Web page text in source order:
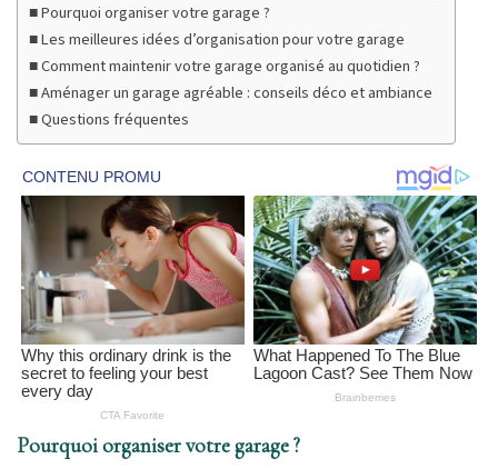
Pourquoi organiser votre garage ?
Les meilleures idées d’organisation pour votre garage
Comment maintenir votre garage organisé au quotidien ?
Aménager un garage agréable : conseils déco et ambiance
Questions fréquentes
Pourquoi organiser votre garage ?